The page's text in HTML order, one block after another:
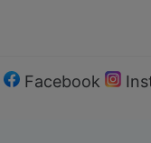
Facebook